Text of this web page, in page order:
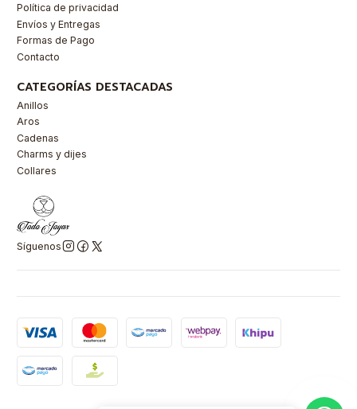
Política de privacidad
Envíos y Entregas
Formas de Pago
Contacto
CATEGORÍAS DESTACADAS
Anillos
Aros
Cadenas
Charms y dijes
Collares
Síguenos